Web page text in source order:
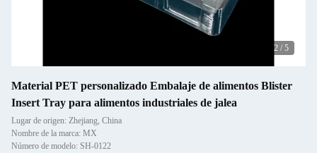
2 / 5
Material PET personalizado Embalaje de alimentos Blister
Insert Tray para alimentos industriales de jalea
Lugar de origen: Zhejiang, China
Nombre de la marca: MX
Número de modelo: SH-0122